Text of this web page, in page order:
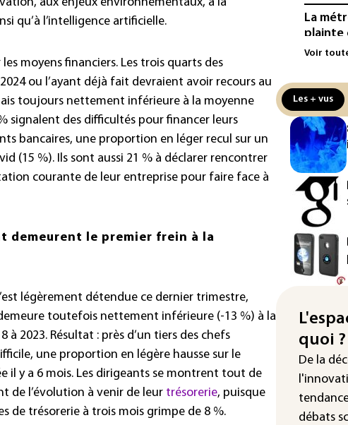
qu’à l’intelligence artificielle.
moyens financiers. Les trois quarts des
ou l’ayant déjà fait devraient avoir recours au
toujours nettement inférieure à la moyenne
signalent des difficultés pour financer leurs
bancaires, une proportion en léger recul sur un
(15 %). Ils sont aussi 21 % à déclarer rencontrer
courante de leur entreprise pour faire face à
demeurent le premier frein à la
légèrement détendue ce dernier trimestre,
toutefois nettement inférieure (-13 %) à la
à 2023. Résultat : près d’un tiers des chefs
une proportion en légère hausse sur le
il y a 6 mois. Les dirigeants se montrent tout de
de l’évolution à venir de leur trésorerie, puisque
de trésorerie à trois mois grimpe de 8 %.
La
plainte
aux
la
au
la
Iris³:
d'euros
Le
chaleur
France
Voir
Les + vus
quoi ?
De la
débats